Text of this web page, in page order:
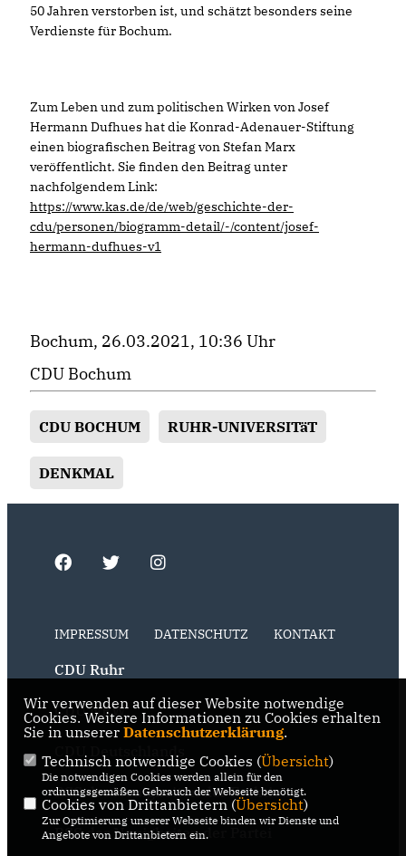
50 Jahren verstorben ist, und schätzt besonders seine
Verdienste für Bochum.
Zum Leben und zum politischen Wirken von Josef
Hermann Dufhues hat die Konrad-Adenauer-Stiftung
einen biografischen Beitrag von Stefan Marx
veröffentlicht. Sie finden den Beitrag unter
nachfolgendem Link:
https://www.kas.de/de/web/geschichte-der-
cdu/personen/biogramm-detail/-/content/josef-
hermann-dufhues-v1
Bochum, 26.03.2021, 10:36 Uhr
CDU Bochum
CDU BOCHUM RUHR-UNIVERSITäT
DENKMAL
IMPRESSUM DATENSCHUTZ KONTAKT
CDU Ruhr
CDU NRW
RSS der Neuigkeiten der Fraktion
RSS der Neuigkeiten der Partei
Wir verwenden auf dieser Website notwendige
Cookies. Weitere Informationen zu Cookies erhalten
Sie in unserer Datenschutzerklärung.
Technisch notwendige Cookies (Übersicht)
Die notwendigen Cookies werden allein für den
ordnungsgemäßen Gebrauch der Webseite benötigt.
Cookies von Drittanbietern (Übersicht)
Zur Optimierung unserer Webseite binden wir Dienste und
Angebote von Drittanbietern ein.